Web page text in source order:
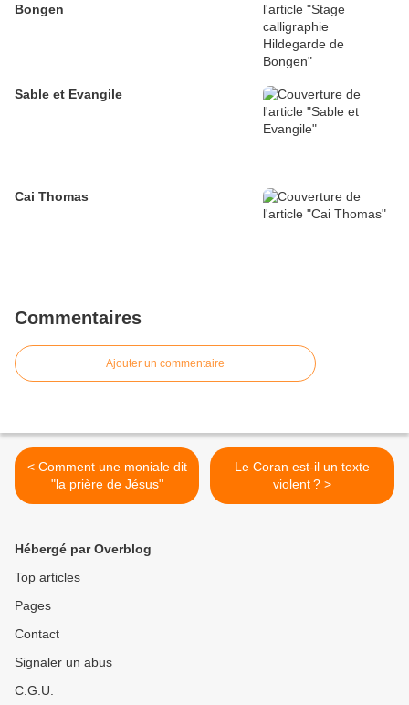
Bongen
Sable et Evangile
Cai Thomas
Commentaires
Ajouter un commentaire
< Comment une moniale dit
"la prière de Jésus"
Le Coran est-il un texte
violent ? >
Hébergé par Overblog
Top articles
Pages
Contact
Signaler un abus
C.G.U.